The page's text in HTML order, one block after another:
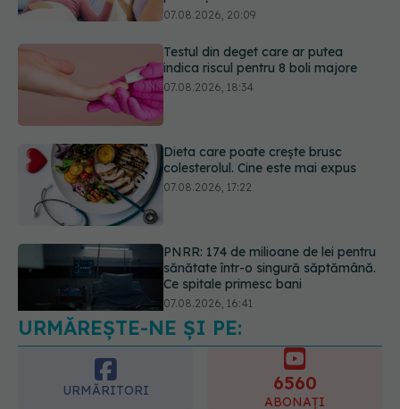
Dieta care poate crește brusc
colesterolul. Cine este mai expus
07.08.2026, 17:22
PNRR: 174 de milioane de lei pentru
sănătate într-o singură săptămână.
Ce spitale primesc bani
Ce spune culoarea ta preferată
despre vârsta pe care o ai. Care
este "codul cromatic" al generațiilor
07.08.2026, 21:29
URMĂREȘTE-NE ȘI PE:
URMĂRITORI
365
URMĂRITORI
1401
URMĂRITORI